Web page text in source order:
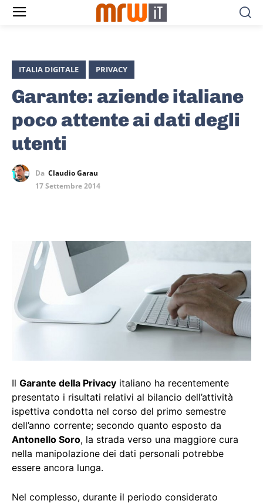
ITALIA DIGITALE PRIVACY
Garante: aziende italiane
poco attente ai dati degli
utenti
Da Claudio Garau
17 Settembre 2014
Il Garante della Privacy italiano ha recentemente
presentato i risultati relativi al bilancio dell’attività
ispettiva condotta nel corso del primo semestre
dell’anno corrente; secondo quanto esposto da
Antonello Soro, la strada verso una maggiore cura
nella manipolazione dei dati personali potrebbe
essere ancora lunga.
Nel complesso, durante il periodo considerato